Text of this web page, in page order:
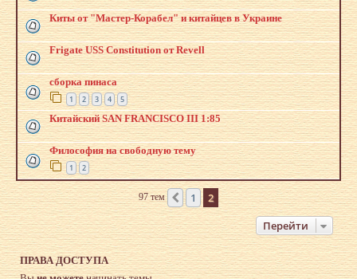
Киты от "Мастер-Корабел" и китайцев в Украине
Frigate USS Constitution от Revell
сборка пинаса
1 2 3 4 5
Китайский SAN FRANCISCO III 1:85
Философия на свободную тему
1 2
97 тем Пред.
1
2
Перейти
ПРАВА ДОСТУПА